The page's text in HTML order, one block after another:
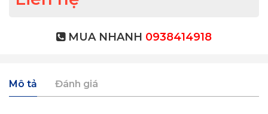
MUA NHANH 0938414918
Mô tả Đánh giá